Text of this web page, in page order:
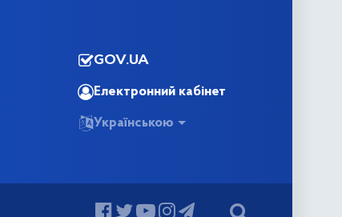
GOV.UA
Електронний кабінет
Українською